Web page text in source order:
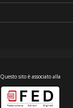
Questo sito è associato alla